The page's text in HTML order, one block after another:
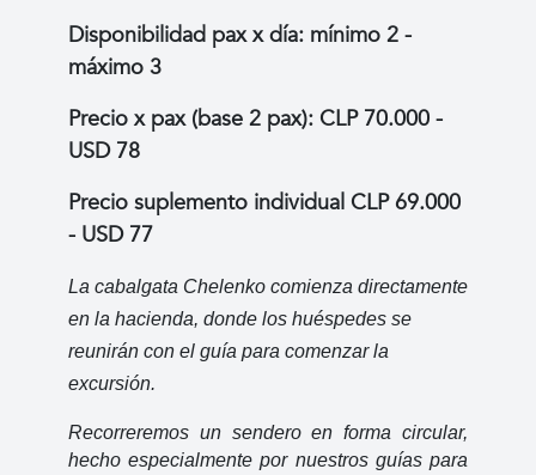
Disponibilidad pax x día: mínimo 2 -
máximo 3
Precio x pax (base 2 pax): CLP 70.000 -
USD 78
Precio suplemento individual CLP 69.000
- USD 77
La cabalgata Chelenko comienza directamente
en la hacienda, donde los huéspedes se
reunirán con el guía para comenzar la
excursión.
Recorreremos un sendero en forma circular,
hecho especialmente por nuestros guías para